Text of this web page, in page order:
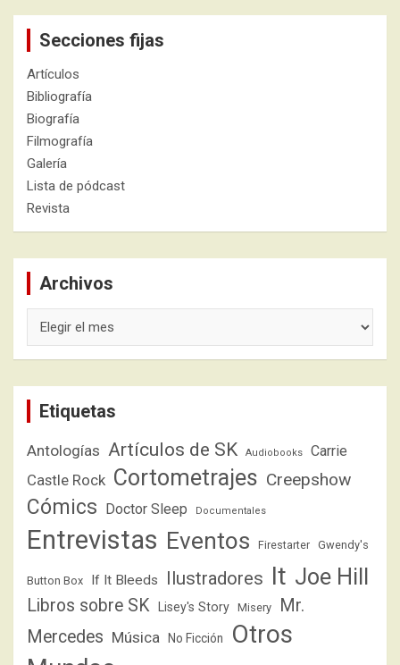
Secciones fijas
Artículos
Bibliografía
Biografía
Filmografía
Galería
Lista de pódcast
Revista
Archivos
Etiquetas
Antologías Artículos de SK Audiobooks Carrie
Castle Rock Cortometrajes Creepshow
Cómics Doctor Sleep Documentales
Entrevistas Eventos Firestarter Gwendy's
Button Box If It Bleeds Ilustradores It Joe Hill
Libros sobre SK Lisey's Story Misery
Mr.
Mercedes Música No Ficción
Otros